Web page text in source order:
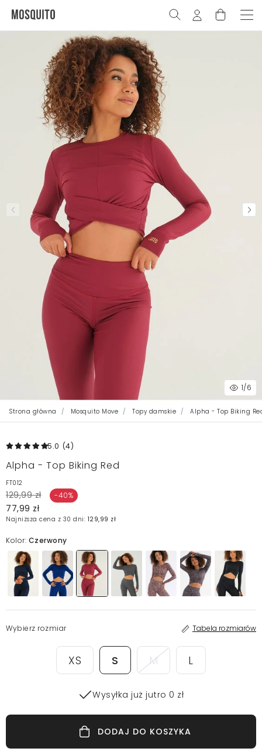
1/6
Strona główna Mosquito Move Topy damskie Alpha - Top Biking
5.0 (4)
Alpha - Top Biking Red
FT012
129,99 zł -40%
77,99 zł
Najniższa cena z 30 dni: 129,99 zł
Kolor: Czerwony
Wybierz rozmiar Tabela rozmiarów
XS S M L
Wysyłka już jutro 0 zł
DODAJ DO KOSZYKA